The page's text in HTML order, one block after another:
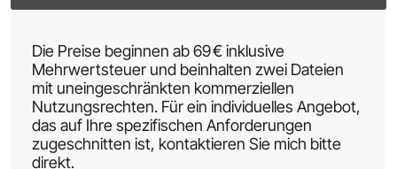
Was müssen wir zum Business-Shooting
mitbringen?
Müssen wir in dein Fotostudio kommen?